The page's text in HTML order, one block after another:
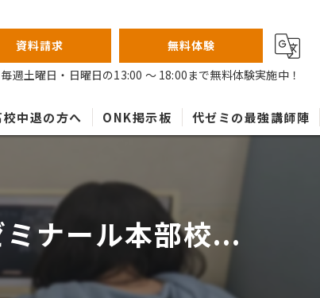
資料請求
無料体験
毎週土曜日・日曜日の13:00 ～ 18:00まで無料体験実施中！
中退の方へ ONK掲示板 代ゼミの最強講師陣
ナール本部校...